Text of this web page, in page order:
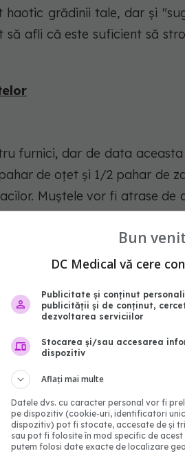
grădinii tale, dar și
afli că este suficient să
furnici, dar de data
de oțet și 1/2 pahar de
Muștele vor fi atrase de
de curățat eficient, așa că
de grădină cu oțet.
invada grădina,
aceste ciuperci cu
preferate.
Bun
DC Medical vă cere
Publicitate și conținut
publicității și de conținut,
dezvoltarea serviciilor
Stocarea și/sau accesarea
dispozitiv
Aflați mai multe
Datele dvs. cu caracter personal vor fi
pe dispozitiv (cookie-uri, identificatori
dispozitiv) pot fi stocate, accesate de și
sau pot fi folosite în mod specific de
putem folosi date exacte de localizare